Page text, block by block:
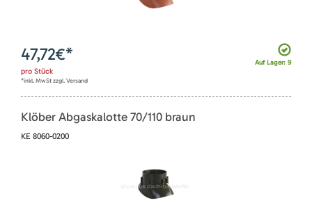
Auf Lager: 9
47,72€*
pro Stück
*inkl. MwSt zzgl. Versand
Klöber Abgaskalotte 70/110 braun
KE 8060-0200